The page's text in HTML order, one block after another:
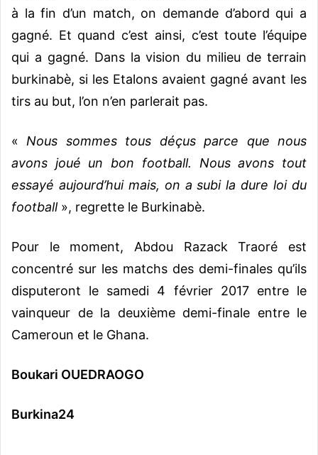
à la fin d’un match, on demande d’abord qui a
gagné. Et quand c’est ainsi, c’est toute l’équipe
qui a gagné. Dans la vision du milieu de terrain
burkinabè, si les Etalons avaient gagné avant les
tirs au but, l’on n’en parlerait pas.
«Nous sommes tous déçus parce que nous
avons joué un bon football. Nous avons tout
essayé aujourd’hui mais, on a subi la dure loi du
football», regrette le Burkinabè.
Pour le moment, Abdou Razack Traoré est
concentré sur les matchs des demi-finales qu’ils
disputeront le samedi 4 février 2017 entre le
vainqueur de la deuxième demi-finale entre le
Cameroun et le Ghana.
Boukari OUEDRAOGO
Burkina24